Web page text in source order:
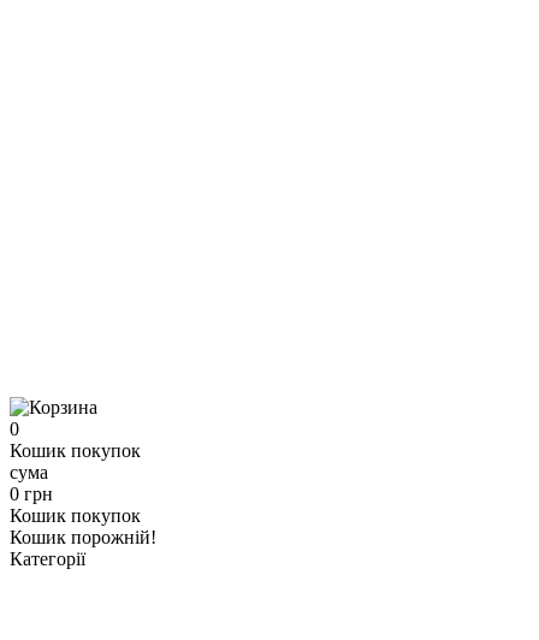
0
Кошик покупок
сума
0 грн
Кошик покупок
Кошик порожній!
Категорії